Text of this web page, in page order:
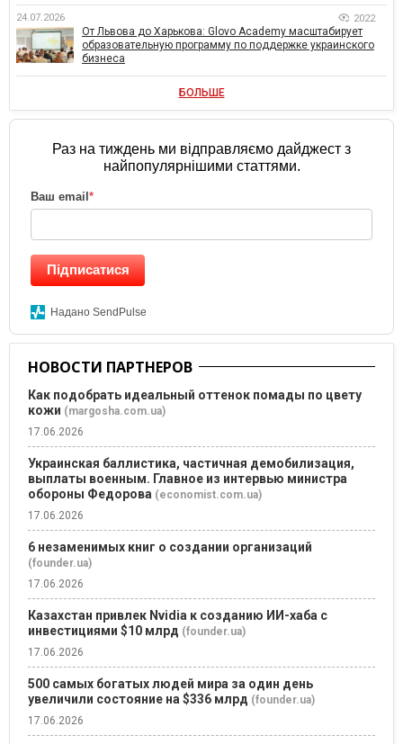
24.07.2026 2022
От Львова до Харькова: Glovo Academy масштабирует
образовательную программу по поддержке украинского
бизнеса
БОЛЬШЕ
Раз на тиждень ми відправляємо дайджест з
найпопулярнішими статтями.
Ваш email *
Підписатися
Надано SendPulse
НОВОСТИ ПАРТНЕРОВ
Как подобрать идеальный оттенок помады по цвету
кожи (margosha.com.ua)
17.06.2026
Украинская баллистика, частичная демобилизация,
выплаты военным. Главное из интервью министра
обороны Федорова (economist.com.ua)
17.06.2026
6 незаменимых книг о создании организаций
(founder.ua)
17.06.2026
Казахстан привлек Nvidia к созданию ИИ-хаба с
инвестициями $10 млрд (founder.ua)
17.06.2026
500 самых богатых людей мира за один день
увеличили состояние на $336 млрд (founder.ua)
17.06.2026